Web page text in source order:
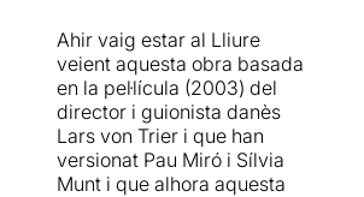
Ahir vaig estar al Lliure
veient aquesta obra basada
en la pel·lícula (2003) del
director i guionista danès
Lars von Trier i que han
versionat Pau Miró i Sílvia
Munt i que alhora aquesta